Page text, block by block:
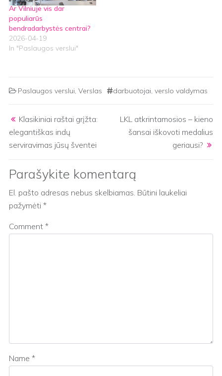
Ar Vilniuje vis dar
populiarūs
bendradarbystės centrai?
2026-04-19
In "Paslaugos verslui"
Paslaugos verslui, Verslas darbuotojai, verslo valdymas
Klasikiniai raštai grįžta:
elegantiškas indų
serviravimas jūsų šventei
LKL atkrintamosios – kieno
šansai iškovoti medalius
geriausi?
Parašykite komentarą
El. pašto adresas nebus skelbiamas. Būtini laukeliai
pažymėti *
Comment *
Name *